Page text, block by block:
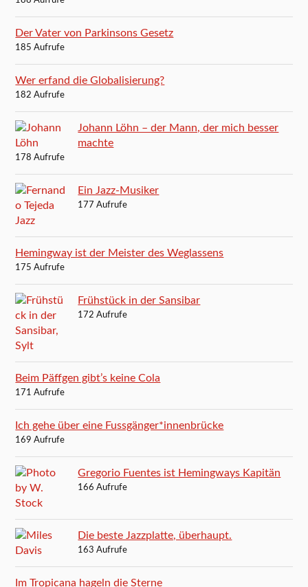
Der Vater von Parkinsons Gesetz
185 Aufrufe
Wer erfand die Globalisierung?
182 Aufrufe
Johann Löhn – der Mann, der mich besser
machte
178 Aufrufe
Ein Jazz-Musiker
177 Aufrufe
Hemingway ist der Meister des Weglassens
175 Aufrufe
Frühstück in der Sansibar
172 Aufrufe
Beim Päffgen gibt’s keine Cola
171 Aufrufe
Ich gehe über eine Fussgänger*innenbrücke
169 Aufrufe
Gregorio Fuentes ist Hemingways Kapitän
166 Aufrufe
Die beste Jazzplatte, überhaupt.
163 Aufrufe
Im Tropicana hageln die Sterne